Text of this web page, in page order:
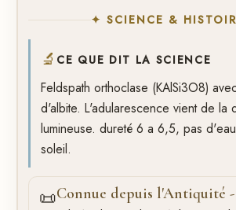
✦ SCIENCE &
🔬 CE QUE DIT LA SCIENCE
Feldspath orthoclase (KAlSi3O8)
d'albite. L'adularescence vient de la
lumineuse. dureté 6 a 6,5, pas
soleil.
📜Connue depuis l'Antiquité